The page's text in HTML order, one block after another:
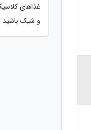
غذاهای
و شیک باشید